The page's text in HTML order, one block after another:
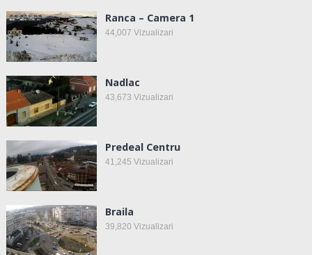
Ranca – Camera 1
44,007 Vizualizari
Nadlac
43,673 Vizualizari
Predeal Centru
41,245 Vizualizari
Braila
39,820 Vizualizari